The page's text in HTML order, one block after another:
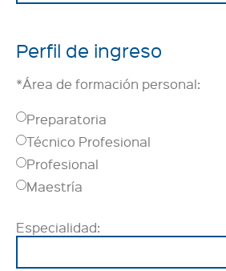
Perfil de ingreso
*Área de formación personal:
Preparatoria
Técnico Profesional
Profesional
Maestría
Especialidad: